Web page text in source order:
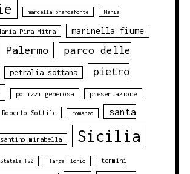
marcella brancaforte Maria
Pina Mitra marinella fiume
Palermo
parco delle
petralia sottana
pietro
polizzi generosa presentazione
Roberto Sottile romanzo santa
santino mirabella Sicilia
Statale 120 Targa Florio termini